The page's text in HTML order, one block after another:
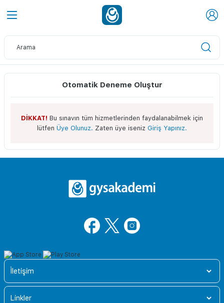
Otomatik Deneme Oluştur
DİKKAT! Bu sınavın tüm hizmetlerinden faydalanabilmek için
lütfen Üye Olunuz. Zaten üye iseniz Giriş Yapınız.
İletişim
Linkler